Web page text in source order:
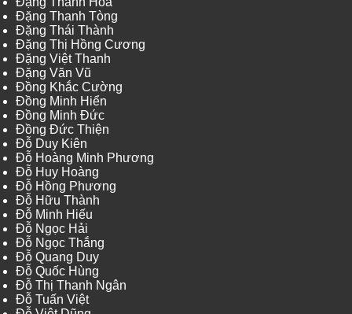
Đặng Thanh Tòng
Đặng Thái Thành
Đặng Thị Hồng Cương
Đặng Việt Thanh
Đặng Văn Vũ
Đồng Khắc Cường
Đồng Minh Hiển
Đồng Minh Đức
Đồng Đức Thiện
Đỗ Duy Kiên
Đỗ Hoàng Minh Phương
Đỗ Huy Hoàng
Đỗ Hồng Phương
Đỗ Hữu Thành
Đỗ Minh Hiếu
Đỗ Ngọc Hải
Đỗ Ngọc Thắng
Đỗ Quang Duy
Đỗ Quốc Hùng
Đỗ Thị Thanh Ngân
Đỗ Tuấn Việt